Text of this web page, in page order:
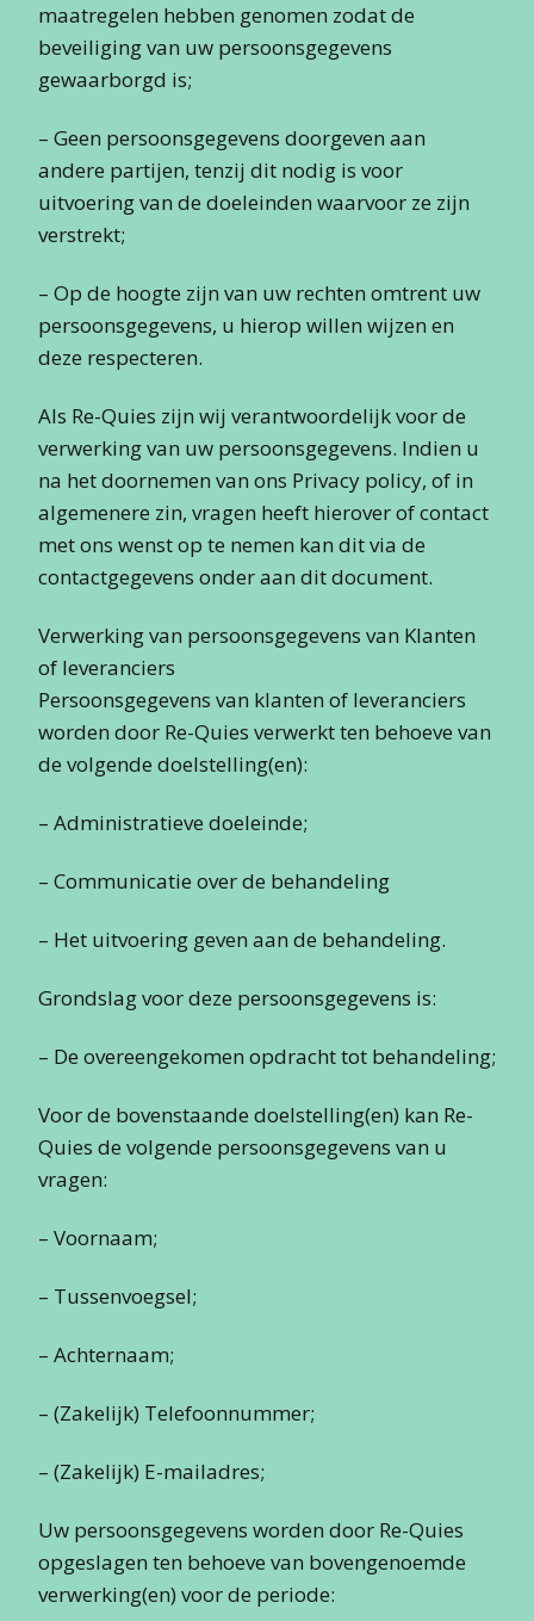
maatregelen hebben genomen zodat de
beveiliging van uw persoonsgegevens
gewaarborgd is;
– Geen persoonsgegevens doorgeven aan
andere partijen, tenzij dit nodig is voor
uitvoering van de doeleinden waarvoor ze zijn
verstrekt;
– Op de hoogte zijn van uw rechten omtrent uw
persoonsgegevens, u hierop willen wijzen en
deze respecteren.
Als Re-Quies zijn wij verantwoordelijk voor de
verwerking van uw persoonsgegevens. Indien u
na het doornemen van ons Privacy policy, of in
algemenere zin, vragen heeft hierover of contact
met ons wenst op te nemen kan dit via de
contactgegevens onder aan dit document.
Verwerking van persoonsgegevens van Klanten
of leveranciers
Persoonsgegevens van klanten of leveranciers
worden door Re-Quies verwerkt ten behoeve van
de volgende doelstelling(en):
– Administratieve doeleinde;
– Communicatie over de behandeling
– Het uitvoering geven aan de behandeling.
Grondslag voor deze persoonsgegevens is:
– De overeengekomen opdracht tot behandeling;
Voor de bovenstaande doelstelling(en) kan Re-
Quies de volgende persoonsgegevens van u
vragen:
– Voornaam;
– Tussenvoegsel;
– Achternaam;
– (Zakelijk) Telefoonnummer;
– (Zakelijk) E-mailadres;
Uw persoonsgegevens worden door Re-Quies
opgeslagen ten behoeve van bovengenoemde
verwerking(en) voor de periode: